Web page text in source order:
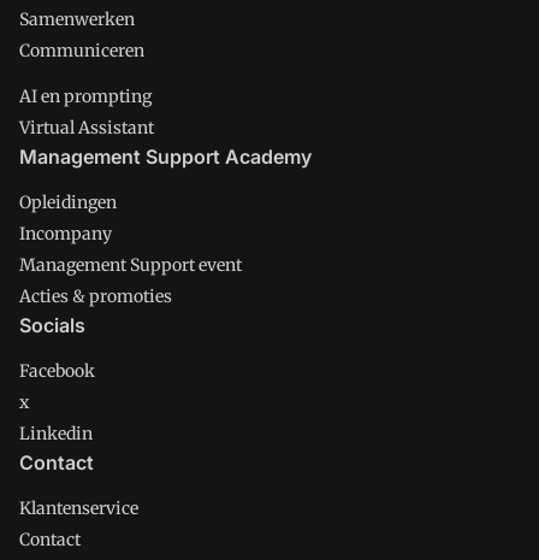
Samenwerken
Communiceren
AI en prompting
Virtual Assistant
Management Support Academy
Opleidingen
Incompany
Management Support event
Acties & promoties
Socials
Facebook
x
Linkedin
Contact
Klantenservice
Contact